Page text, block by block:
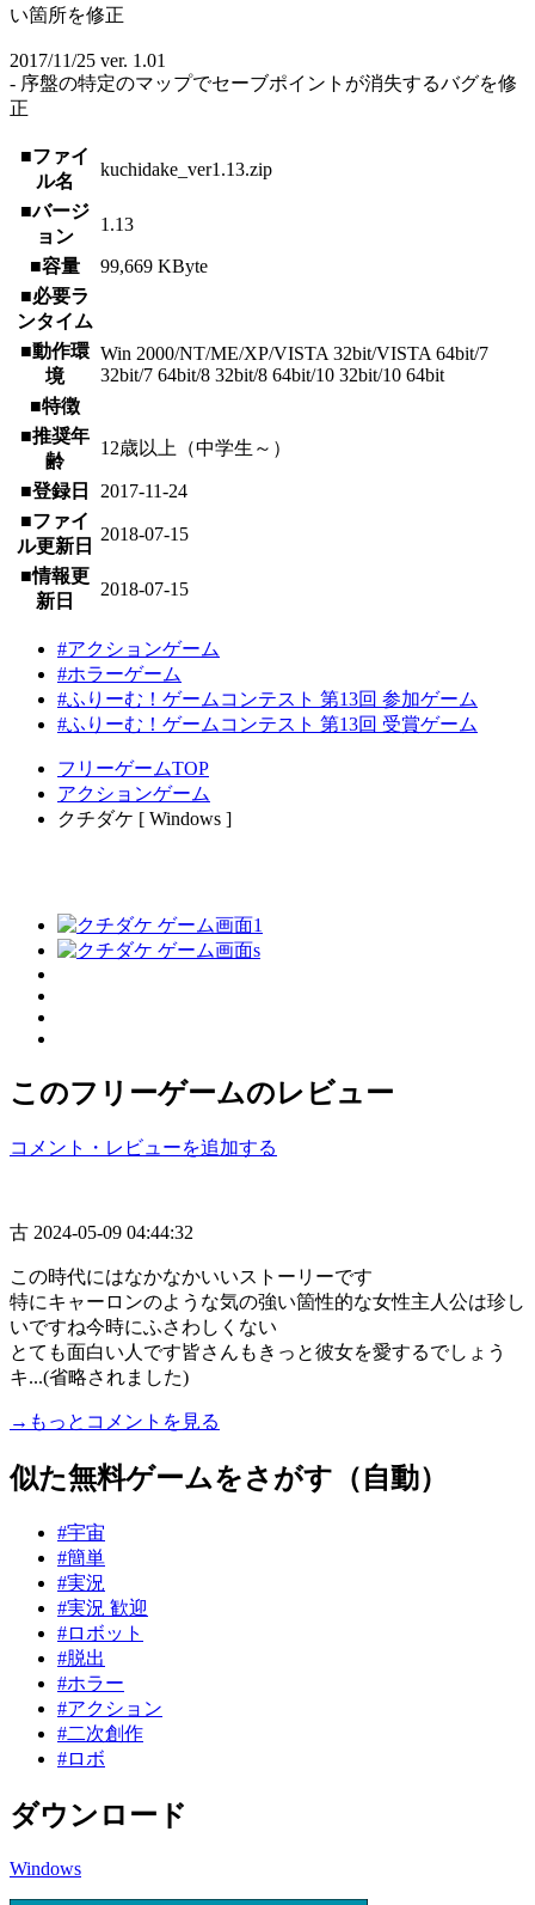
い箇所を修正
2017/11/25 ver. 1.01
- 序盤の特定のマップでセーブポイントが消失するバグを修
正
■ファイ
ル名
kuchidake_ver1.13.zip
■バージ
ョン
1.13
■容量
99,669 KByte
■必要ラ
ンタイム
■動作環
境
Win 2000/NT/ME/XP/VISTA 32bit/VISTA 64bit/7
32bit/7 64bit/8 32bit/8 64bit/10 32bit/10 64bit
■特徴
■推奨年
齢
12歳以上（中学生～）
■登録日
2017-11-24
■ファイ
ル更新日
2018-07-15
■情報更
新日
2018-07-15
#アクションゲーム
#ホラーゲーム
#ふりーむ！ゲームコンテスト 第13回 参加ゲーム
#ふりーむ！ゲームコンテスト 第13回 受賞ゲーム
フリーゲームTOP
アクションゲーム
クチダケ [ Windows ]
このフリーゲームのレビュー
コメント・レビューを追加する
古 2024-05-09 04:44:32
この時代にはなかなかいいストーリーです
特にキャーロンのような気の強い箇性的な女性主人公は珍し
いですね今時にふさわしくない
とても面白い人です皆さんもきっと彼女を愛するでしょう
キ...(省略されました)
→もっとコメントを見る
似た無料ゲームをさがす（自動）
#宇宙
#簡単
#実況
#実況 歓迎
#ロボット
#脱出
#ホラー
#アクション
#二次創作
#ロボ
ダウンロード
Windows